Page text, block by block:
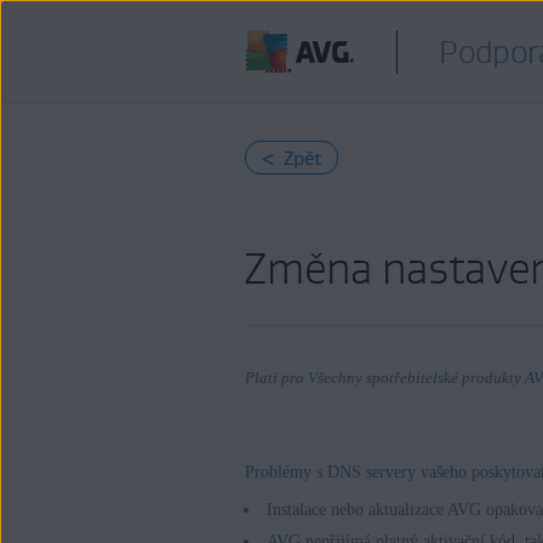
< Zpět
Změna
Platí pro Všechny spotřebitelské produkty
Problémy s DNS servery vašeho
Instalace nebo aktualizace AVG